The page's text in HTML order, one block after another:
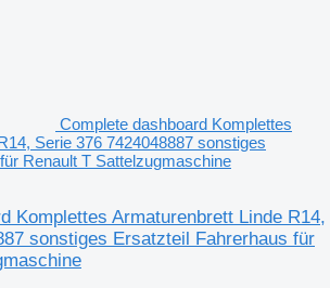
Complete dashboard Komplettes
Serie 376 7424048887 sonstiges
Renault T Sattelzugmaschine
Komplettes Armaturenbrett Linde R14,
sonstiges Ersatzteil Fahrerhaus für